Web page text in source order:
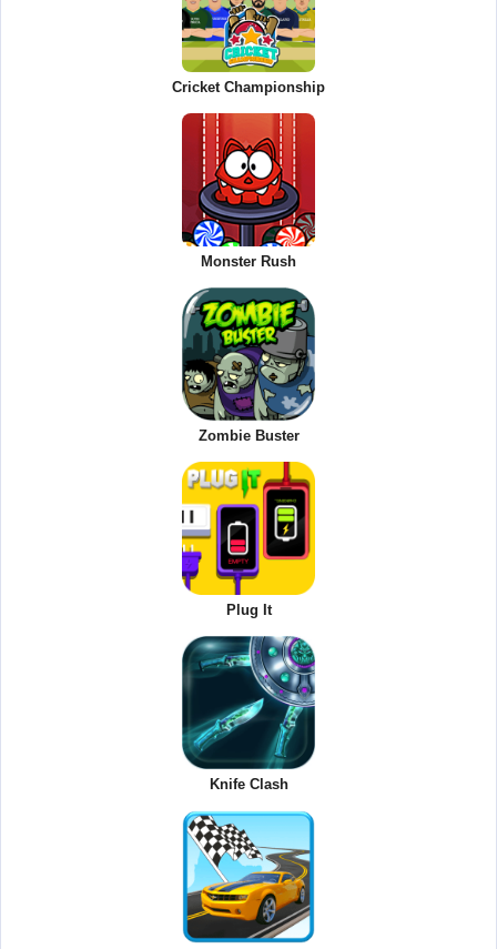
Cricket Championship
Monster Rush
Zombie Buster
Plug It
Knife Clash